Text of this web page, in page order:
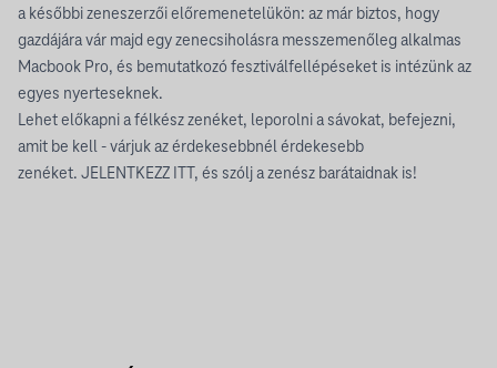
a későbbi zeneszerzői előremenetelükön: az már biztos, hogy
gazdájára vár majd egy zenecsiholásra messzemenőleg alkalmas
Macbook Pro, és bemutatkozó fesztiválfellépéseket is intézünk az
egyes nyerteseknek.
Lehet előkapni a félkész zenéket, leporolni a sávokat, befejezni,
amit be kell - várjuk az érdekesebbnél érdekesebb
zenéket. JELENTKEZZ ITT , és szólj a zenész barátaidnak is!